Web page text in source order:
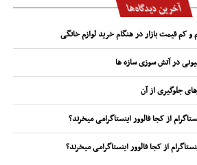
آخرین دیدگاه‌ها
کم قیمت بازار در هنگام خرید لوازم خانگی
در آتش سوزی سازه ها
جلوگیری از آن
از کجا فالوور اینستاگرامی میخرند؟
از کجا فالوور اینستاگرامی میخرند؟